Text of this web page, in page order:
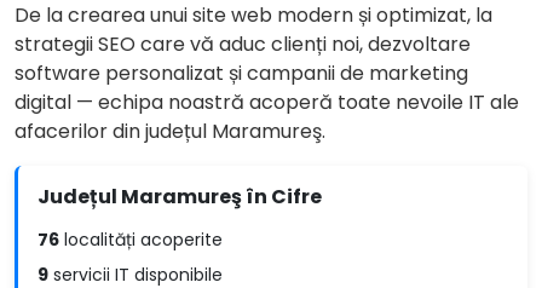
De la crearea unui site web modern și optimizat, la
strategii SEO care vă aduc clienți noi, dezvoltare
software personalizat și campanii de marketing
digital — echipa noastră acoperă toate nevoile IT ale
afacerilor din județul Maramureş.
Județul Maramureş în Cifre
76 localități acoperite
9 servicii IT disponibile